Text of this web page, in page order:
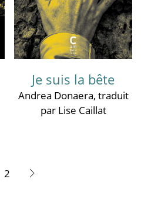
Je suis la bête
Andrea Donaera, traduit
par Lise Caillat
2